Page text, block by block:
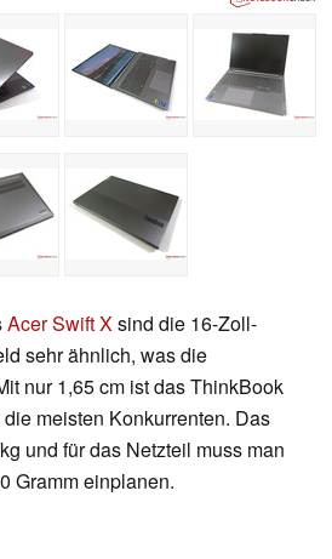
Acer Swift Xsind die 16-Zoll-
sehr ähnlich, was die
nur 1,65 cm ist das ThinkBook
meisten Konkurrenten. Das
und für das Netzteil muss man
Gramm einplanen.